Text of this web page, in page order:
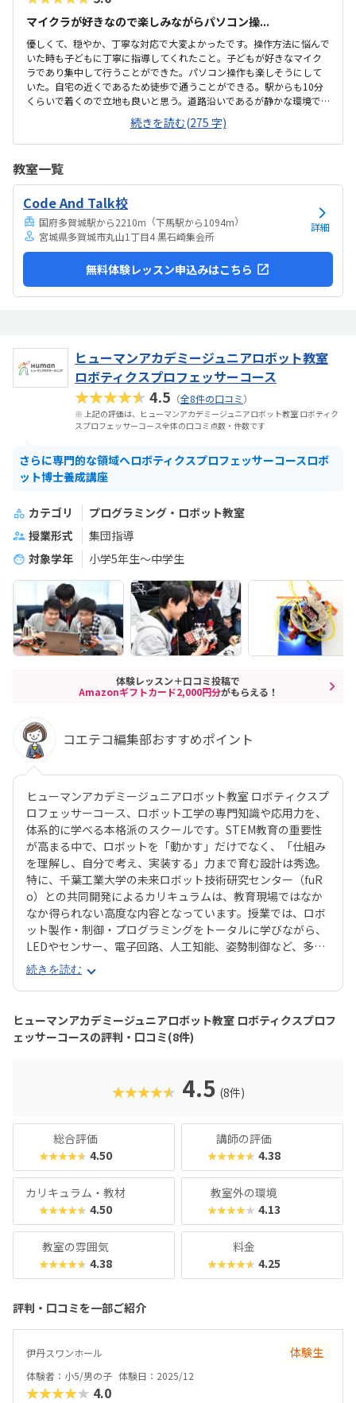
マイクラが好きなので楽しみながらパソコン操...
優しくて、穏やか、丁寧な対応で大変よかったです。操作方法に悩んで
いた時も子どもに丁寧に指導してくれたこと。子どもが好きなマイク
ラであり集中して行うことができた。パソコン操作も楽しそうにして
いた。自宅の近くであるため徒歩で通うことができる。駅からも10分
くらいで着くので立地も良いと思う。道路沿いであるが静かな環境で
子どもも落ち着いて集中して授業を受けることができた。プログラミ
ングは高いイメージですが、月2回ということもあり、お手頃に通いや
すい金額であると思った。子どもが発言したことを肯定する姿勢で関
続きを読む(275 字)
教室一覧
Code And Talk校
国府多賀城駅から2210m （下馬駅から1094m）
宮城県多賀城市丸山1丁目4 黒石崎集会所
詳細
無料体験レッスン申込みはこちら
ヒューマンアカデミージュニアロボット教室
ロボティクスプロフェッサーコース
★★★★★4.5 （全8件の口コミ）
※ 上記の評価は、ヒューマンアカデミージュニアロボット教室 ロボティク
スプロフェッサーコース全体の口コミ点数・件数です
さらに専門的な領域へロボティクスプロフェッサーコースロボ
ット博士養成講座
カテゴリ
プログラミング・ロボット教室
授業形式
集団指導
対象学年
小学5年生～中学生
体験レッスン＋口コミ投稿で
Amazonギフトカード2,000円分がもらえる！
コエテコ編集部おすすめポイント
ヒューマンアカデミージュニアロボット教室 ロボティクスプ
ロフェッサーコース、ロボット工学の専門知識や応用力を、
体系的に学べる本格派のスクールです。STEM教育の重要性
が高まる中で、ロボットを「動かす」だけでなく、「仕組み
を理解し、自分で考え、実装する」力まで育む設計は秀逸。
特に、千葉工業大学の未来ロボット技術研究センター（fuR
o）との共同開発によるカリキュラムは、教育現場ではなか
なか得られない高度な内容となっています。授業では、ロボ
ット製作・制御・プログラミングをトータルに学びながら、
LEDやセンサー、電子回路、人工知能、姿勢制御など、多岐
にわたる技術にも触れられます。基礎から応用まで段階的に
学べる3年間のカリキュラムは、小学校高学年～中学生の
「もっと知りたい・つくりたい」気持ちを確実に伸ばしてく
れる構成です。また、受講生の多くが、自ら深い興味を持っ
て入会する点も特徴的。全国の仲間と技術やアイデアを競う
「ロボプロ全国大会」もモチベーション向上につながる貴重
「中学受験や高校での理数教育に備えたい」そんなお子さま
に、間違いなくおすすめできるコースです。ロボットを“遊
ひ体験していただきたい教室です。
続きを読む
ヒューマンアカデミージュニアロボット教室 ロボティクスプロフ
ェッサーコースの評判・口コミ(8件)
★★★★★ 4.5 (8件)
総合評価
★★★★★ 4.50
講師の評価
★★★★★ 4.38
カリキュラム・教材
★★★★★ 4.50
教室外の環境
★★★★★ 4.13
教室の雰囲気
★★★★★ 4.38
料金
★★★★★ 4.25
評判・口コミを一部ご紹介
伊丹スワンホール 体験生
体験者：小5/男の子 体験日：2025/12
★★★★★ 4.0